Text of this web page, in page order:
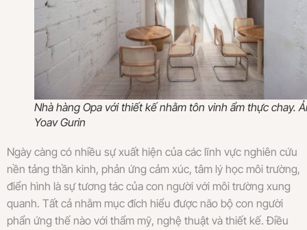
Nhà hàng Opa với thiết kế nhằm tôn vinh ẩm thực chay.
Yoav Gurin
Ngày càng có nhiều sự xuất hiện của các lĩnh vực nghiên cứu
nền tảng thần kinh, phản ứng cảm xúc, tâm lý học môi trường,
điển hình là sự tương tác của con người với môi trường xung
quanh. Tất cả nhằm mục đích hiểu được não bộ con người
phẩn ứng thế nào với thẩm mỹ, nghệ thuật và thiết kế. Điều